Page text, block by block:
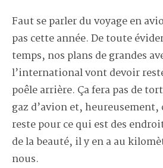
Faut se parler du voyage en
pas cette année. De toute
temps, nos plans de grandes
l’international vont devoir
poêle arrière. Ça fera pas de
gaz d’avion et, heureusement,
reste pour ce qui est des
de la beauté, il y en a au
nous.